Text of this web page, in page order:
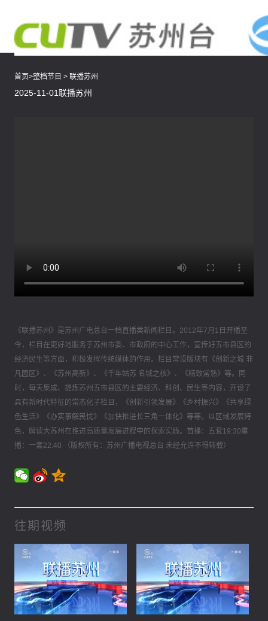
首页>整档节目 > 联播苏州
2025-11-01联播苏州
《联播苏州》是苏州广电总台一档直播类新闻栏目。2012年7月1日开播至
今，栏目在更好地服务于苏州市委、市政府的中心工作，宣传好五市县区的
经济民生等方面，积极发挥传统媒体的作用。栏目常设版块有《创新之城 非
凡园区》、《苏州高新》、《千年姑苏 名城之核》、《精致常熟》等。同
时，每天集成、提炼苏州五市县区的主要经济、科创、民生等内容，开设了
具有新时代特征的常态化子栏目，《创新引领发展》《乡村振兴》《共享绿
色生活》《办实事解民忧》《加快推进长三角一体化》等等。以区域发展特
色，解读大苏州在推进高质量发展进程中的探索实践。首播：五套19:30重
播：一套22:40 （版权所有：苏州广播电视总台 未经允许不得转载）
往期视频